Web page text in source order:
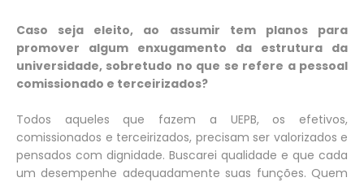
Caso seja eleito, ao assumir tem planos para
promover algum enxugamento da estrutura da
universidade, sobretudo no que se refere a pessoal
comissionado e terceirizados?
Todos aqueles que fazem a UEPB, os efetivos,
comissionados e terceirizados, precisam ser valorizados e
pensados com dignidade. Buscarei qualidade e que cada
um desempenhe adequadamente suas funções. Quem